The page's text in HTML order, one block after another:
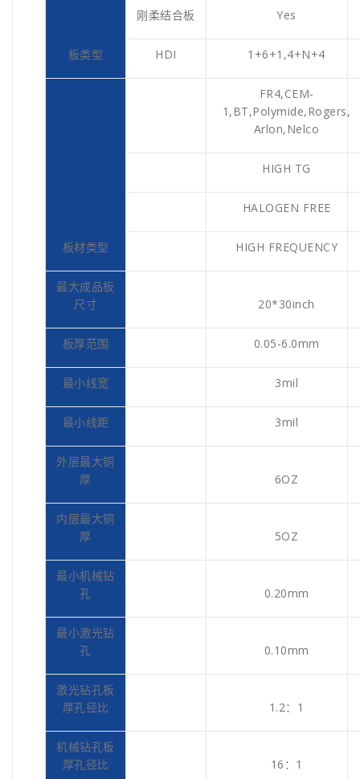
板类型
刚柔结合板 Yes
HDI 1+6+1,4+N+4
板材类型
FR4,CEM-
1,BT,Polymide,Rogers,
Arlon,Nelco
HIGH TG
HALOGEN FREE
HIGH FREQUENCY
最大成品板
尺寸
20*30inch
板厚范围 0.05-6.0mm
最小线宽 3mil
最小线距 3mil
外层最大铜
厚
6OZ
内层最大铜
厚
5OZ
最小机械钻
孔
0.20mm
最小激光钻
孔
0.10mm
激光钻孔板
厚孔径比
1.2：1
机械钻孔板
厚孔径比
16：1